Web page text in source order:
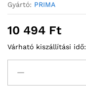
Gyártó: PRIMA
10 494 Ft
Várható kiszállítási idő: